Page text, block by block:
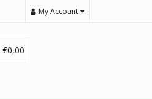
My Account
€0,00